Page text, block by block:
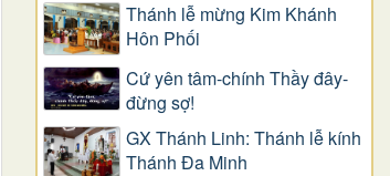
Thánh lễ mừng Kim Khánh
Hôn Phối
Cứ yên tâm-chính Thầy đây-
đừng sợ!
GX Thánh Linh: Thánh lễ kính
Thánh Đa Minh